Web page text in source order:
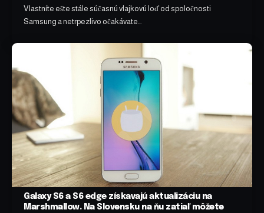
Vlastníte ešte stále súčasnú vlajkovú loď od spoločnosti
Samsung a netrpezlivo očakávate…
Galaxy S6 a S6 edge získavajú aktualizáciu na
Marshmallow. Na Slovensku na ňu zatiaľ môžete